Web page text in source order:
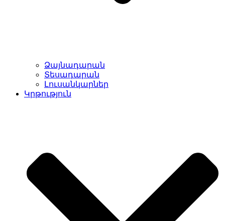
Ձայնադարան
Տեսադարան
Լուսանկարներ
Կրթություն